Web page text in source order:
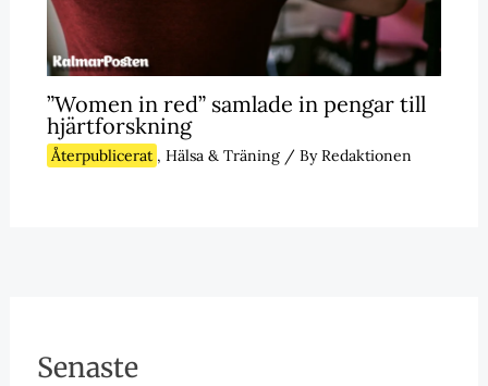
”Women in red” samlade in pengar till
hjärtforskning
Återpublicerat , Hälsa & Träning/ ByRedaktionen
Senaste